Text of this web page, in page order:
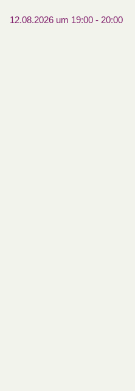
12.08.2026 um 19:00- 20:00